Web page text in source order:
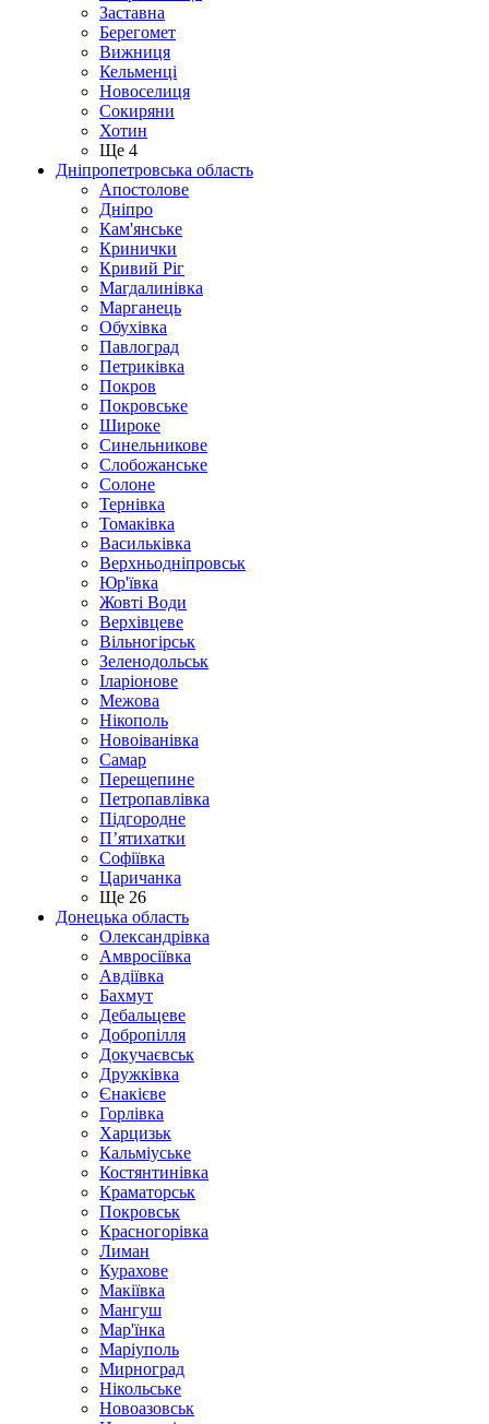
Заставна
Берегомет
Вижниця
Кельменці
Новоселиця
Сокиряни
Хотин
Ще 4
Дніпропетровська область
Апостолове
Дніпро
Кам'янське
Кринички
Кривий Ріг
Магдалинівка
Марганець
Обухівка
Павлоград
Петриківка
Покров
Покровське
Широке
Синельникове
Слобожанське
Солоне
Тернівка
Томаківка
Васильківка
Верхньодніпровськ
Юр'ївка
Жовті Води
Верхівцеве
Вільногірськ
Зеленодольськ
Іларіонове
Межова
Нікополь
Новоіванівка
Самар
Перещепине
Петропавлівка
Підгородне
П’ятихатки
Софіївка
Царичанка
Ще 26
Донецька область
Олександрівка
Амвросіївка
Авдіївка
Бахмут
Дебальцеве
Добропілля
Докучаєвськ
Дружківка
Єнакієве
Горлівка
Харцизьк
Кальміуське
Костянтинівка
Краматорськ
Покровськ
Красногорівка
Лиман
Курахове
Макіївка
Мангуш
Мар'їнка
Маріуполь
Мирноград
Нікольське
Новоазовськ